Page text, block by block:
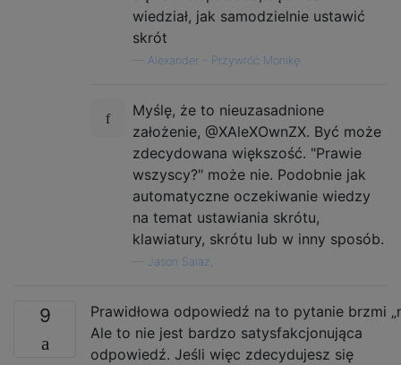
wiedział, jak samodzielnie ustawić
skrót
Alexander - Przywróć Monikę
Myślę, że to nieuzasadnione
założenie, @XAleXOwnZX. Być może
zdecydowana większość. "Prawie
wszyscy?" może nie. Podobnie jak
automatyczne oczekiwanie wiedzy
na temat ustawiania skrótu,
klawiatury, skrótu lub w inny sposób.
Jason Salaz,
9
Prawidłowa odpowiedź na to pytanie brzmi
Ale to nie jest bardzo satysfakcjonująca
odpowiedź. Jeśli więc zdecydujesz się